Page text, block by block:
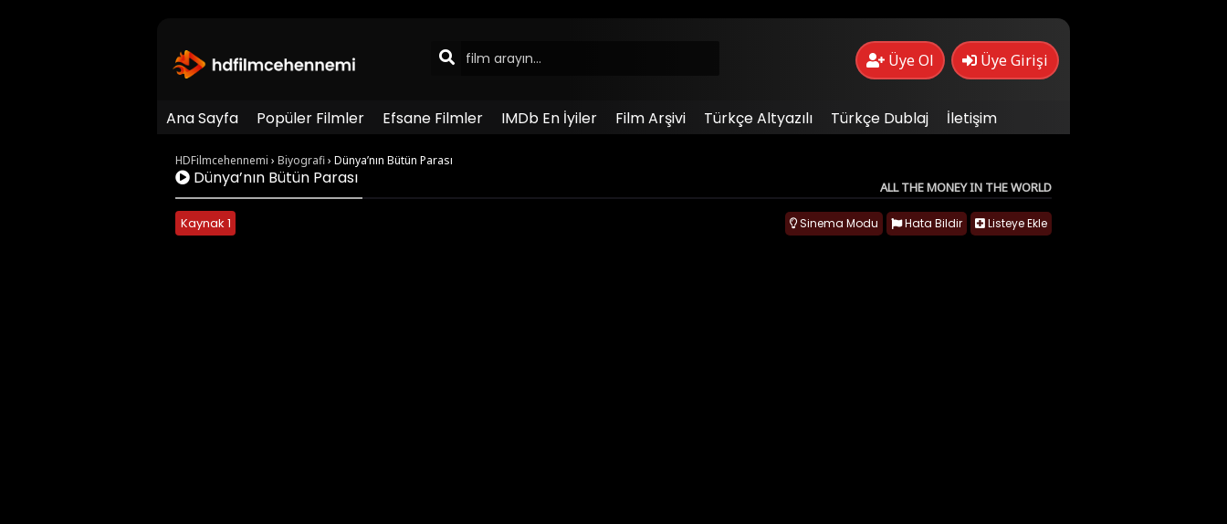
Üye Ol Üye Girişi
Ana Sayfa Popüler Filmler Efsane Filmler IMDb En İyiler Film Arşivi Türkçe Altyazılı Türkçe Dublaj İletişim
HDFilmcehennemi › Biyografi› Dünya’nın Bütün Parası
Dünya’nın Bütün Parası ALL THE MONEY IN THE WORLD
Kaynak 1 Listeye Ekle
Hata Bildir
Sinema Modu